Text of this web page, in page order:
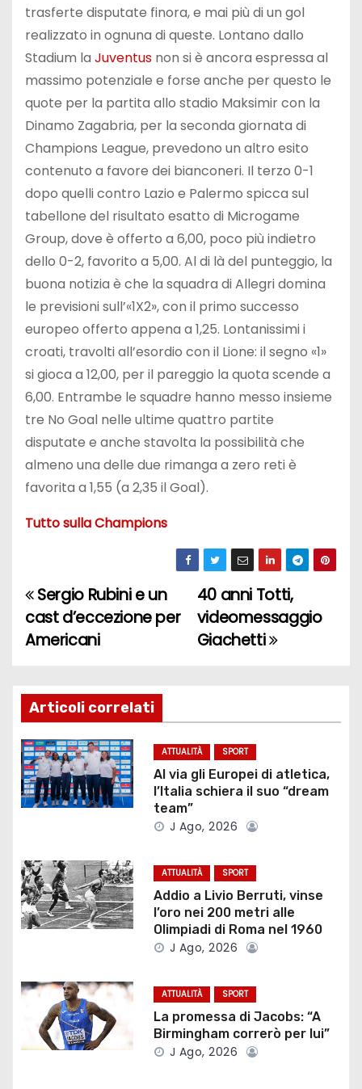
trasferte disputate finora, e mai più di un gol
realizzato in ognuna di queste. Lontano dallo
Stadium la Juventus non si è ancora espressa al
massimo potenziale e forse anche per questo le
quote per la partita allo stadio Maksimir con la
Dinamo Zagabria, per la seconda giornata di
Champions League, prevedono un altro esito
contenuto a favore dei bianconeri. Il terzo 0-1
dopo quelli contro Lazio e Palermo spicca sul
tabellone del risultato esatto di Microgame
Group, dove è offerto a 6,00, poco più indietro
dello 0-2, favorito a 5,00. Al di là del punteggio, la
buona notizia è che la squadra di Allegri domina
le previsioni sull’«1X2», con il primo successo
europeo offerto appena a 1,25. Lontanissimi i
croati, travolti all’esordio con il Lione: il segno «1»
si gioca a 12,00, per il pareggio la quota scende a
6,00. Entrambe le squadre hanno messo insieme
tre No Goal nelle ultime quattro partite
disputate e anche stavolta la possibilità che
almeno una delle due rimanga a zero reti è
favorita a 1,55 (a 2,35 il Goal).
Tutto sulla Champions
N
a
i
g
a
z
o
n
a
t
40 anni Totti,
videomessaggio
Giachetti
Sergio Rubini e un
cast d’eccezione per
Americani
Articoli correlati
ATTUALITÀ SPORT
Al via gli Europei di atletica,
l’Italia schiera il suo “dream
team”
J Ago, 2026
ATTUALITÀ SPORT
Addio a Livio Berruti, vinse
l’oro nei 200 metri alle
Olimpiadi di Roma nel 1960
J Ago, 2026
ATTUALITÀ SPORT
La promessa di Jacobs: “A
Birmingham correrò per lui”
J Ago, 2026